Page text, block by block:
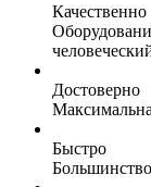
Качественно
Достоверно
Быстро